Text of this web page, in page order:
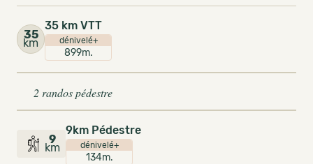
35
km
35 km VTT
dénivelé+
899m.
2 randos pédestre
9
km
9km Pédestre
dénivelé+
134m.